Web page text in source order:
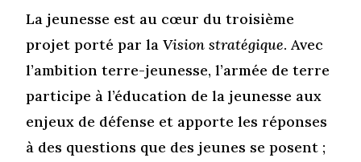
La jeunesse est au cœur du troisième
projet porté par laVision stratégique. Avec
l’ambition terre-jeunesse, l’armée de terre
participe à l’éducation de la jeunesse aux
enjeux de défense et apporte les réponses
à des questions que des jeunes se posent ;